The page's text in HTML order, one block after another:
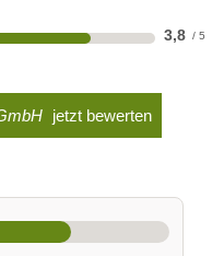
3,8
jetzt bewerten